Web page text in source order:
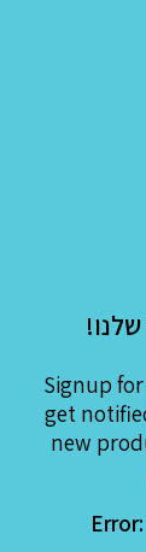
Signup
get
new
Error: